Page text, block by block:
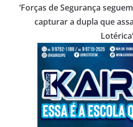
‘Forças de Segurança
capturar a dupla que